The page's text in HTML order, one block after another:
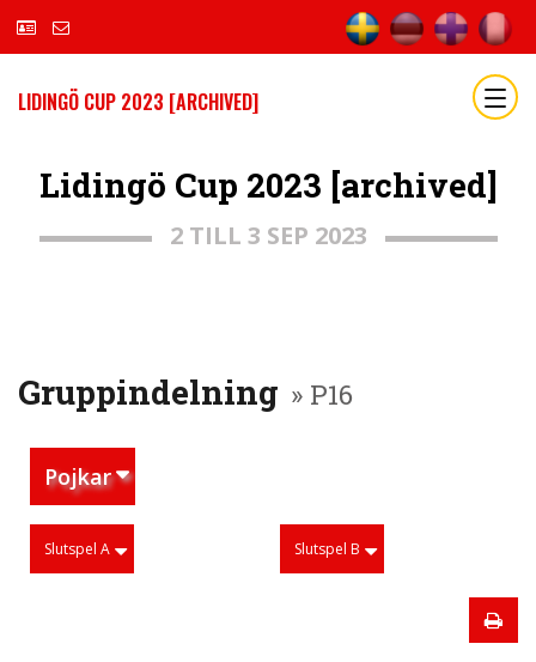
LIDINGÖ CUP 2023 [ARCHIVED]
Lidingö Cup 2023 [archived]
2 TILL 3 SEP 2023
Gruppindelning » P16
Pojkar
Slutspel A Slutspel B